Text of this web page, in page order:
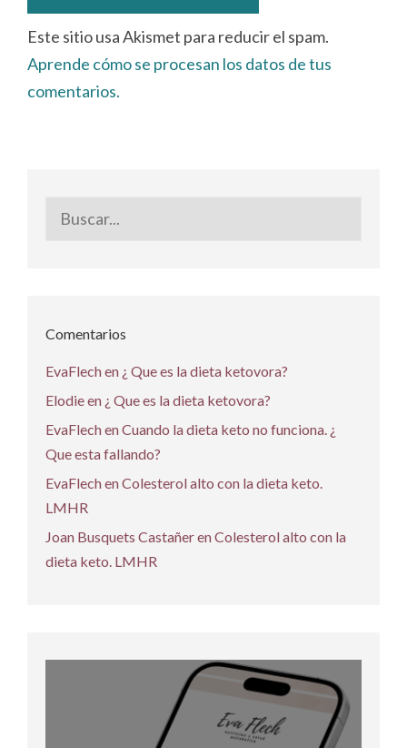
Este sitio usa Akismet para reducir el spam.
Aprende cómo se procesan los datos de tus
comentarios.
Comentarios
EvaFlechen ¿ Que es la dieta ketovora?
Elodieen ¿ Que es la dieta ketovora?
EvaFlechenCuando la dieta keto no funciona. ¿
Que esta fallando?
EvaFlechenColesterol alto con la dieta keto.
LMHR
Joan Busquets CastañerenColesterol alto con la
dieta keto. LMHR